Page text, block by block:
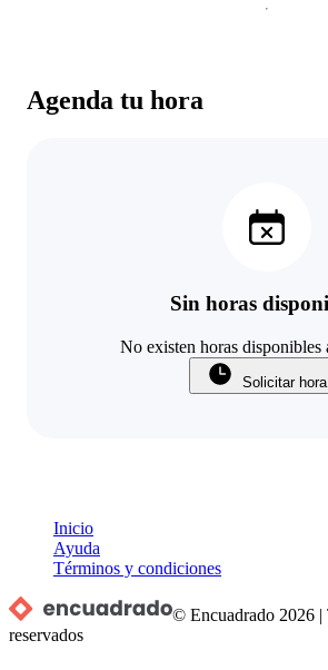
Agenda tu hora
Sin horas
No existen horas disponibles
Solicitar hora
Inicio
Ayuda
Términos y condiciones
© Encuadrado 2026 |
reservados